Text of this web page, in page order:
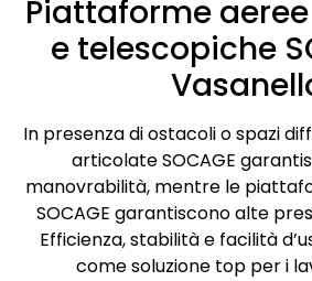
Piattaforme
e telescopiche
In presenza di ostacoli o spazi
articolate SOCAGE
manovrabilità, mentre le
SOCAGE garantiscono alte
Efficienza, stabilità e facilità
come soluzione top per i